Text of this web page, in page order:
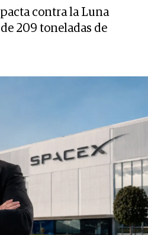
contra la Luna
209 toneladas de